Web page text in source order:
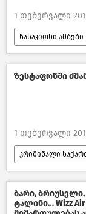
1 თებერვალი
წასაკითხი ამბები
ზესტაფონში
1 თებერვალი
კრიმინალი
შემთხვევები
ბარი, ბრიუსელი,
ტალინი… Wizz